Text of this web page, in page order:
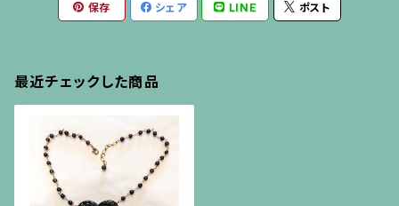
保存 シェア LINE ポスト
最近チェックした商品